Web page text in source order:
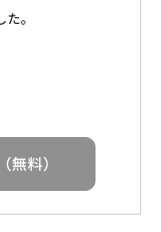
。
料）